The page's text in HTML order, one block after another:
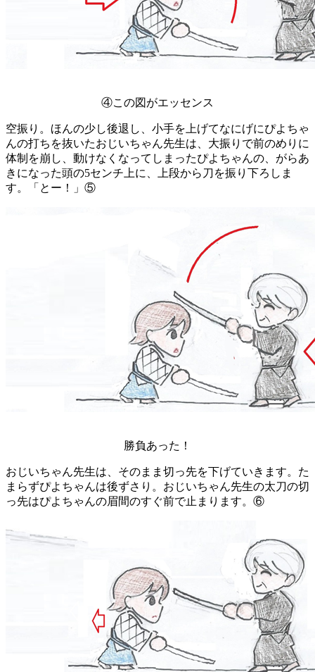
④この図がエッセンス
空振り。ほんの少し後退し、小手を上げてなにげにぴよちゃ
んの打ちを抜いたおじいちゃん先生は、大振りで前のめりに
体制を崩し、動けなくなってしまったぴよちゃんの、がらあ
きになった頭の5センチ上に、上段から刀を振り下ろしま
す。「とー！」⑤
勝負あった！
おじいちゃん先生は、そのまま切っ先を下げていきます。た
まらずぴよちゃんは後ずさり。おじいちゃん先生の太刀の切
っ先はぴよちゃんの眉間のすぐ前で止まります。⑥